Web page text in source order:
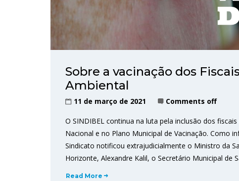
Sobre a vacinação dos
Ambiental
11 de março de 2021 Comments off
O SINDIBEL continua na luta pela inclusão dos
Nacional e no Plano Municipal de Vacinação. Como
Sindicato notificou extrajudicialmente o Ministro da
Horizonte, Alexandre Kalil, o Secretário Municipal de
Read More